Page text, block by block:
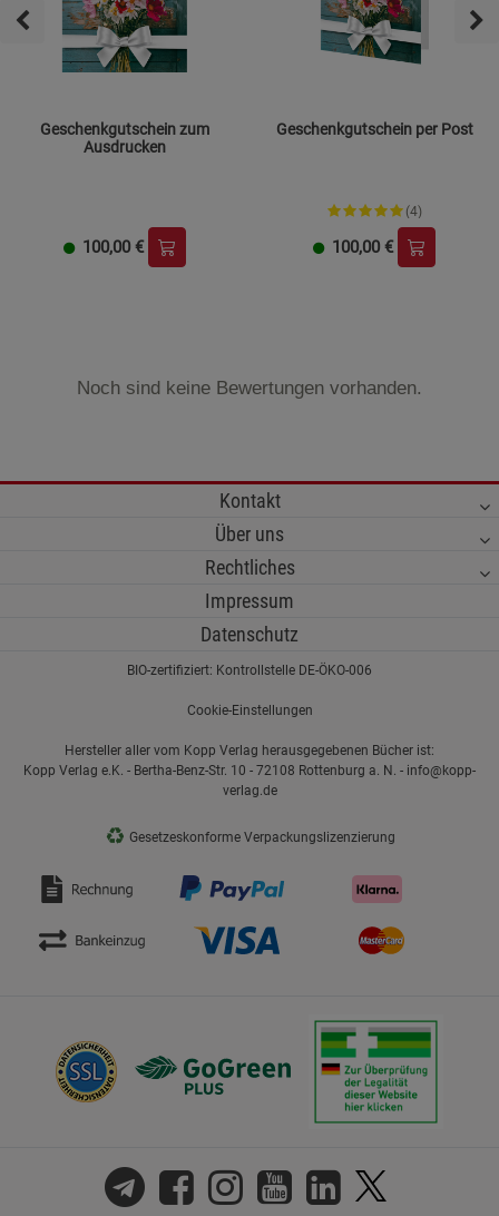
Geschenkgutschein zum
Ausdrucken
100,00 €
Geschenkgutschein per Post
(4)
100,00 €
Noch sind keine Bewertungen vorhanden.
Kontakt
Über uns
Rechtliches
Impressum
Datenschutz
BIO-zertifiziert: Kontrollstelle DE-ÖKO-006
Cookie-Einstellungen
Hersteller aller vom Kopp Verlag herausgegebenen Bücher ist:
Kopp Verlag e.K. - Bertha-Benz-Str. 10 - 72108 Rottenburg a. N. - info@kopp-
verlag.de
♻ Gesetzeskonforme Verpackungslizenzierung